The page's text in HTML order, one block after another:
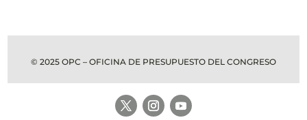
© 2025 OPC – OFICINA DE PRESUPUESTO DEL CONGRESO